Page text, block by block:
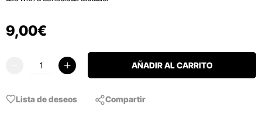
9,00€
AÑADIR AL CARRITO
Lista de deseos Compartir